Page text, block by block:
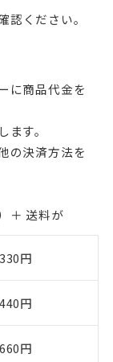
認ください。
に商品代金を
す。
の決済方法を
＋ 送料が
330円
440円
660円